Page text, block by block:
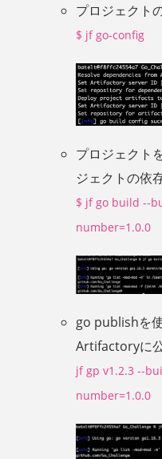
プロジェクト
$ jf go-config
プロジェクト
ジェクトの依
$ jf go build --
number=1.0.0
go publishを
Artifactoryに公
jf gp v1.2.3 --
number=1.0.0